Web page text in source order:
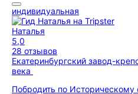
индивидуальная
Наталья
5,0
28 отзывов
Екатеринбургский завод-
века
Побродить по Историческому